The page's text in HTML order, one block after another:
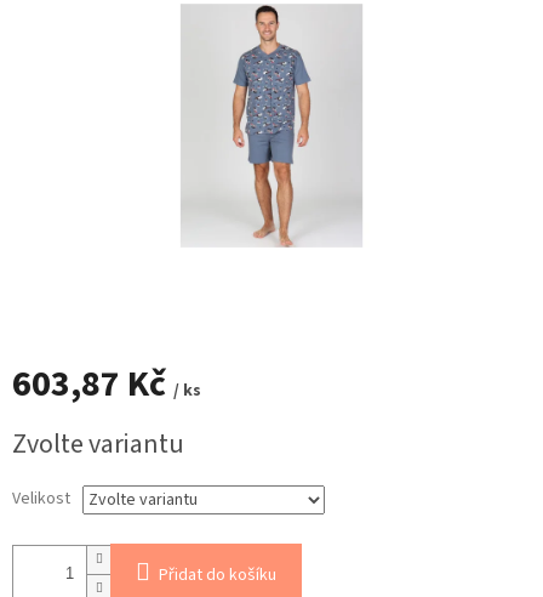
603,87 Kč / ks
cena:
Zvolte variantu
Velikost
Přidat do košíku